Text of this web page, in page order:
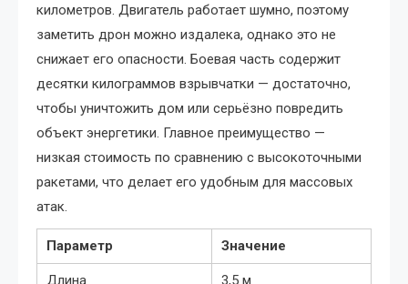
километров. Двигатель работает шумно, поэтому
заметить дрон можно издалека, однако это не
снижает его опасности. Боевая часть содержит
десятки килограммов взрывчатки — достаточно,
чтобы уничтожить дом или серьёзно повредить
объект энергетики. Главное преимущество —
низкая стоимость по сравнению с высокоточными
ракетами, что делает его удобным для массовых
атак.
Параметр Значение
Длина 3,5 м